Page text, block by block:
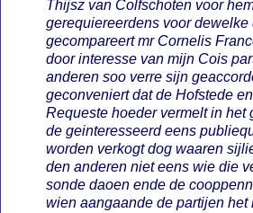
Thijsz van Colfschoten voor
gerequiereerdens voor dewelke
gecompareert mr Cornelis
door interesse van mijn Cois
anderen soo verre sijn
geconveniert dat de Hofstede
Requeste hoeder vermelt in het
de geinteresseerd eens
worden verkogt dog waaren
den anderen niet eens wie die
sonde daoen ende de
wien aangaande de partijen het